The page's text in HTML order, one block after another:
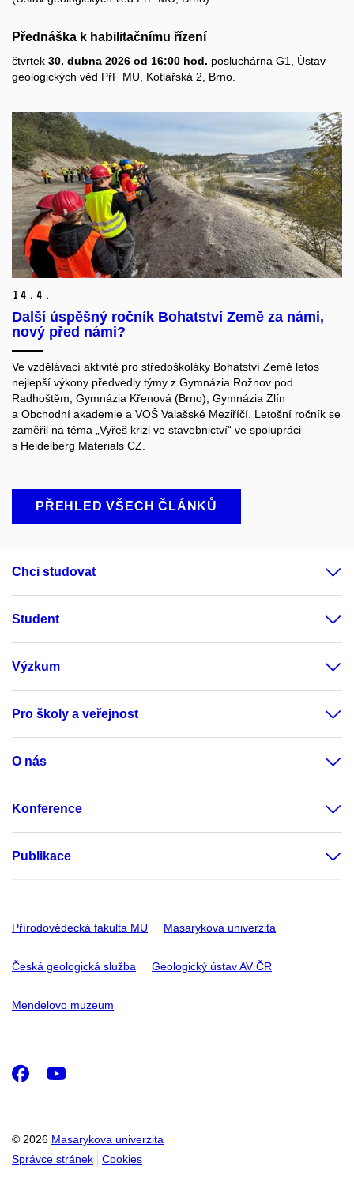
Přednáška k habilitačnímu řízení
čtvrtek 30. dubna 2026 od 16:00 hod. posluchárna G1, Ústav
geologických věd PřF MU, Kotlářská 2, Brno.
14. 4.
Další úspěšný ročník Bohatství Země za námi,
nový před námi?
Ve vzdělávací aktivitě pro středoškoláky Bohatství Země letos
nejlepší výkony předvedly týmy z Gymnázia Rožnov pod
Radhoštěm, Gymnázia Křenová (Brno), Gymnázia Zlín
a Obchodní akademie a VOŠ Valašské Meziříčí. Letošní ročník se
zaměřil na téma „Vyřeš krizi ve stavebnictví“ ve spolupráci
s Heidelberg Materials CZ.
PŘEHLED VŠECH ČLÁNKŮ
Chci studovat
Student
Výzkum
Pro školy a veřejnost
O nás
Konference
Publikace
Přírodovědecká fakulta MU Masarykova univerzita
Česká geologická služba Geologický ústav AV ČR
Mendelovo muzeum
© 2026 Masarykova univerzita
Správce stránek
Cookies
Facebook